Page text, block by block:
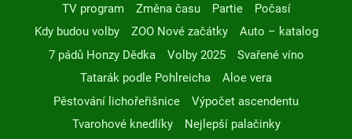
TV program
Změna času Partie
Počasí
Kdy budou volby
ZOO Nové začátky
Auto – katalog
7 pádů Honzy Dědka
Volby 2025
Svařené víno
Tatarák podle Pohlreicha
Aloe vera
Pěstování lichořeřišnice
Výpočet ascendentu
Tvarohové knedlíky
Nejlepší palačinky